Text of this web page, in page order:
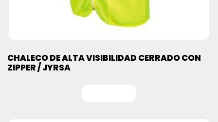
CHALECO DE ALTA VISIBILIDAD CERRADO CON
ZIPPER / JYRSA